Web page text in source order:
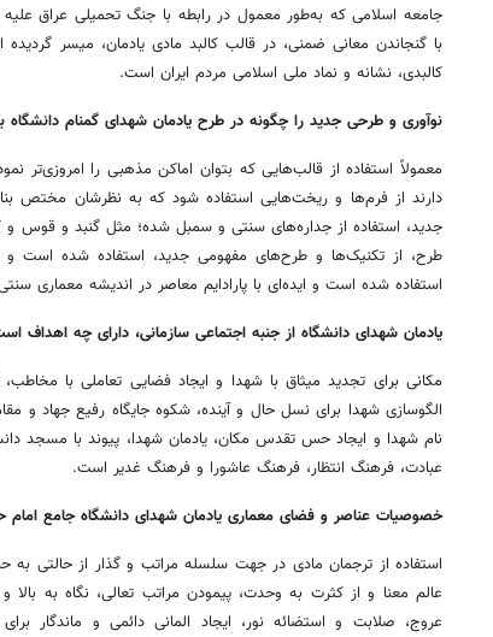
جامعه اسلامی که به‌طور معمول در رابطه با جنگ تحمیلی عراق
با گنجاندن معانی ضمنی، در قالب کالبد مادی یادمان، میسر
کالبدی، نشانه و نماد ملی اسلامی مردم ایران است.
نوآوری و طرحی جدید را چگونه در طرح یادمان شهدای گمنام دانشگاه
معمولاً استفاده از قالب‌هایی که بتوان اماکن مذهبی را امروزی‌تر
دارند از فرم‌ها و ریخت‌هایی استفاده شود که به نظرشان مختص
جدید، استفاده از جداره‌های سنتی و سمبل شده؛ مثل گنبد و قوس
طرح، از تکنیک‌ها و طرح‌های مفهومی جدید، استفاده‌ شده است و
استفاده شده است و ایده‌ای با پارادایم معاصر در اندیشه معماری
یادمان شهدای دانشگاه از جنبه‌ اجتماعی سازمانی، دارای چه اهداف
مکانی برای تجدید میثاق با شهدا و ایجاد فضایی تعاملی با
الگوسازی شهدا برای نسل حال و آینده، شکوه جایگاه رفیع جهاد
نام شهدا و ایجاد حس تقدس مکان، یادمان شهدا، پیوند با مسجد
عبادت، فرهنگ انتظار، فرهنگ عاشورا و فرهنگ غدیر است.
خصوصیات عناصر و فضای معماری یادمان شهدای دانشگاه جامع
استفاده از ترجمان مادی در جهت سلسله مراتب و گذار از حالتی
عالم معنا و از کثرت به وحدت، پیمودن مراتب تعالی، نگاه به
عروج، صلابت و استضائه نور، ایجاد المانی دائمی و ماندگار